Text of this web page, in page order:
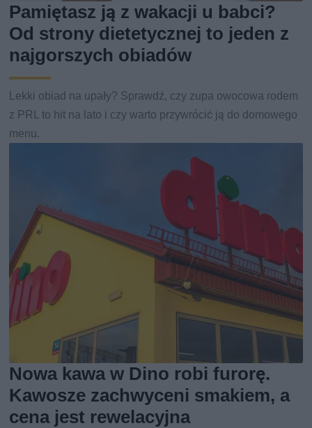
Pamiętasz ją z wakacji u babci?
Od strony dietetycznej to jeden z
najgorszych obiadów
Lekki obiad na upały? Sprawdź, czy zupa owocowa rodem
z PRL to hit na lato i czy warto przywrócić ją do domowego
menu.
Nowa kawa w Dino robi furorę.
Kawosze zachwyceni smakiem, a
cena jest rewelacyjna